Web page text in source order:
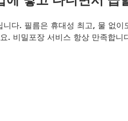
다. 필름은 휴대성 최고, 물 없
. 비밀포장 서비스 항상 만족합니